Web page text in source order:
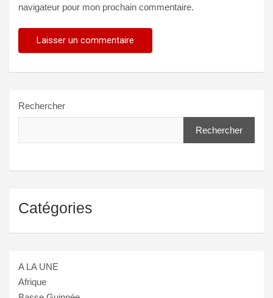
navigateur pour mon prochain commentaire.
Rechercher
Rechercher
Catégories
A LA UNE
Afrique